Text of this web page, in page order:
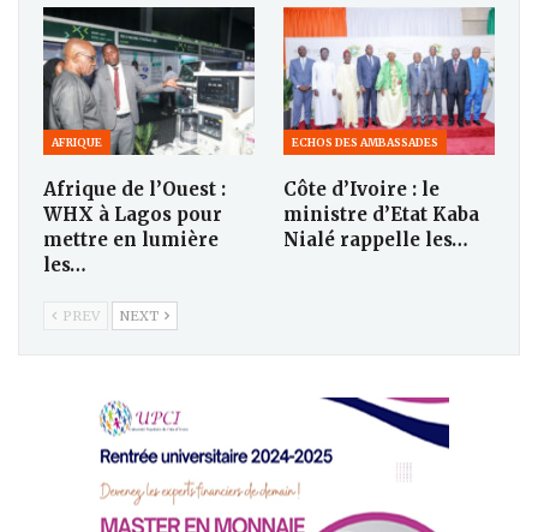
AFRIQUE
Afrique de l’Ouest :
WHX à Lagos pour
mettre en lumière
les…
ECHOS DES AMBASSADES
Côte d’Ivoire : le
ministre d’Etat Kaba
Nialé rappelle les…
PREV NEXT